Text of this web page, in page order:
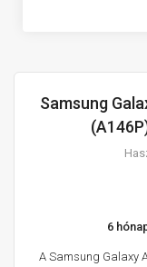
Samsung
6
A Samsung Galaxy